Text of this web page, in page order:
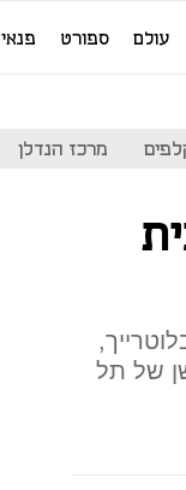
עולם ספורט פנאי
מרכז הנדלן
של תל